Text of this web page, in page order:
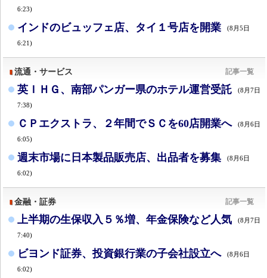
6:23)
インドのビュッフェ店、タイ１号店を開業 (8月5日
6:21)
流通・サービス 記事一覧
英ＩＨＧ、南部パンガー県のホテル運営受託 (8月7日
7:38)
ＣＰエクストラ、２年間でＳＣを60店開業へ (8月6日
6:05)
週末市場に日本製品販売店、出品者を募集 (8月6日
6:02)
金融・証券 記事一覧
上半期の生保収入５％増、年金保険など人気 (8月7日
7:40)
ビヨンド証券、投資銀行業の子会社設立へ (8月6日
6:02)